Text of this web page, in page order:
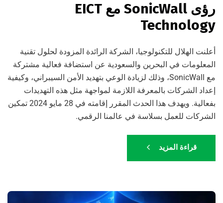
رؤى SonicWall مع EICT
Technology
أعلنت الهلال للتكنولوجيا، الشركة الرائدة المزودة لحلول تقنية
المعلومات في البحرين والسعودية عن استضافة فعالية مشتركة
مع SonicWall، وذلك لزيادة الوعي بتهديد الأمن السيبراني، وكيفية
إعداد الشركات بالمعرفة اللازمة لمواجهة مثل هذه التهديدات
بفعالية. ويهدف هذا الحدث المقرر إقامته في 28 مايو 2024 تمكين
الشركات للعمل بسلاسة في عالمنا الرقمي.
قراءة المزيد